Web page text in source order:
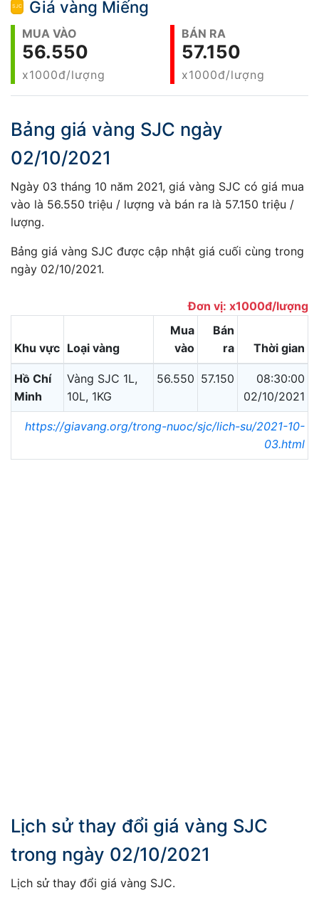
Giá vàng Miếng
MUA VÀO
56.550
x1000đ/lượng
BÁN RA
57.150
x1000đ/lượng
Bảng giá vàng SJC ngày
02/10/2021
Ngày 03 tháng 10 năm 2021, giá vàng SJC có giá mua
vào là 56.550 triệu / lượng và bán ra là 57.150 triệu /
lượng.
Bảng giá vàng SJC được cập nhật giá cuối cùng trong
ngày 02/10/2021.
Đơn vị: x1000đ/lượng
Khu vực Loại vàng
Mua
vào
Bán
ra
Thời gian
Hồ Chí
Minh
Vàng SJC 1L,
10L, 1KG
56.550 57.150
08:30:00
02/10/2021
https://giavang.org/trong-nuoc/sjc/lich-su/2021-10-
03.html
Lịch sử thay đổi giá vàng SJC
trong ngày 02/10/2021
Lịch sử thay đổi giá vàng SJC.